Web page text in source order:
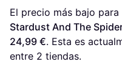
El precio más bajo para
Stardust And The
24,99 €. Esta es
entre 2 tiendas.